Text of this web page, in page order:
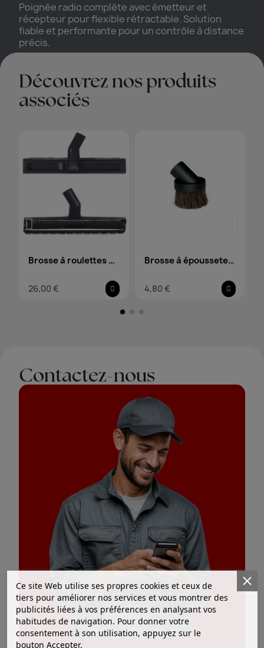
Poignée radio complète avec émetteur et
récepteur pour flexible rétractable. Solution
fiable et performante pour un contrôle à distance
précis.
Découvrez nos produits
associés
Brosse à roulettes et
lisse
26,00 €
Brosse à épousseter
crin
4,80 €
Contactez-nous
Ce site Web utilise ses propres cookies et ceux de
tiers pour améliorer nos services et vous montrer des
publicités liées à vos préférences en analysant vos
habitudes de navigation. Pour donner votre
consentement à son utilisation, appuyez sur le
bouton Accepter.